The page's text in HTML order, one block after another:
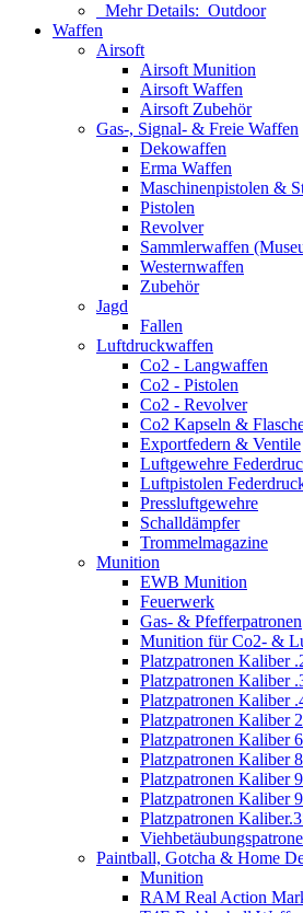
Mehr Details: Outdoor
Waffen
Airsoft
Airsoft Munition
Airsoft Waffen
Airsoft Zubehör
Gas-, Signal- & Freie Waffen
Dekowaffen
Erma Waffen
Maschinenpistolen &
Pistolen
Revolver
Sammlerwaffen
Westernwaffen
Zubehör
Jagd
Fallen
Luftdruckwaffen
Co2 - Langwaffen
Co2 - Pistolen
Co2 - Revolver
Co2 Kapseln &
Exportfedern & Ventile
Luftgewehre
Luftpistolen
Pressluftgewehre
Schalldämpfer
Trommelmagazine
Munition
EWB Munition
Feuerwerk
Gas- & Pfefferpatronen
Munition für Co2- &
Platzpatronen Kaliber
Platzpatronen Kaliber
Platzpatronen Kaliber
Platzpatronen Kaliber
Platzpatronen Kaliber
Platzpatronen Kaliber
Platzpatronen Kaliber
Platzpatronen Kaliber
Platzpatronen
Paintball, Gotcha & Home
Munition
RAM Real Action